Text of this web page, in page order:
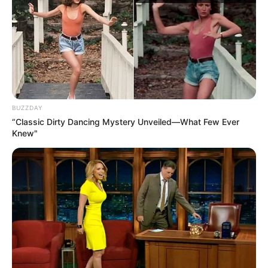
No total, mais de 350 unidades hospitalares em todas as regiões
do estado serão beneficiadas com a nova Tabela SUS
O prefeito da Estância Turística de Paraguaçu Paulista,
Antônio Takashi Sasada, acompanhado do diretor do
Departamento Municipal de Saúde, Egydio Tonini Nogueira
Neto, do provedor da Santa Casa de Misericórdia, José
Ulisses Monteiro Decanini e do diretor da Santa Casa, Íris
Vieira da Silva, participou na última segunda-feira (28), da
cerimônia em comemoração aos 60 anos da CMB –
Confederação das Santas Casas de misericórdia, Hospitais
e Entidades Filantrópicas.
BUZZDAY
“Classic Dirty Dancing Mystery Unveiled—What Few Ever
Knew"